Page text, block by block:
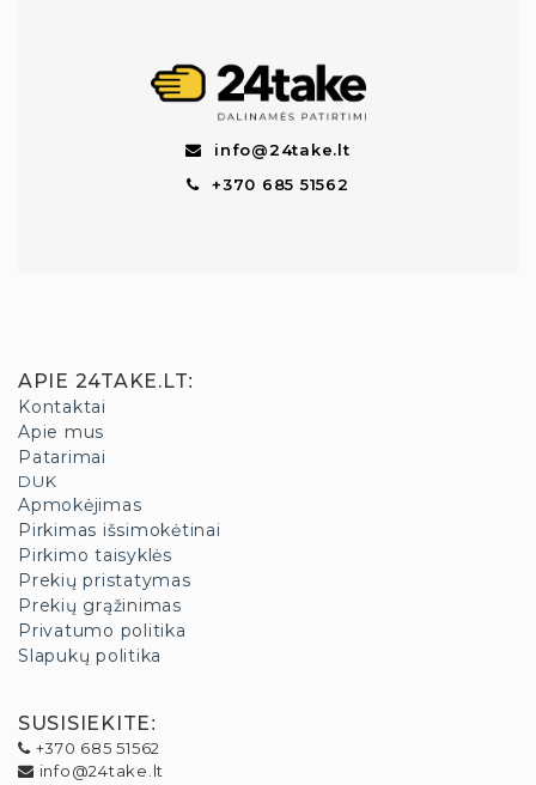
info@24take.lt
+370 685 51562
APIE 24TAKE.LT:
Kontaktai
Apie mus
Patarimai
DUK
Apmokėjimas
Pirkimas išsimokėtinai
Pirkimo taisyklės
Prekių pristatymas
Prekių grąžinimas
Privatumo politika
Slapukų politika
SUSISIEKITE:
+370 685 51562
info@24take.lt